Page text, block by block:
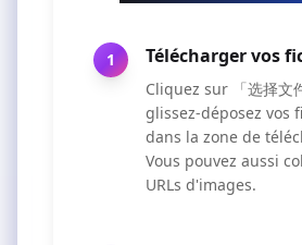
1 Télécharger vos
Cliquez sur 「选择文
glissez-déposez vos
dans la zone de
Vous pouvez aussi
URLs d'images.